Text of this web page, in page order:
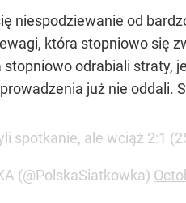
niespodziewanie od
która stopniowo się
stopniowo odrabiali straty,
już nie oddali.
spotkanie, ale wciąż 2:1
(@PolskaSiatkowka)